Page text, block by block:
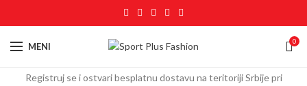
MENI 0
Registruj se i ostvari besplatnu dostavu na teritoriji Srbije pri